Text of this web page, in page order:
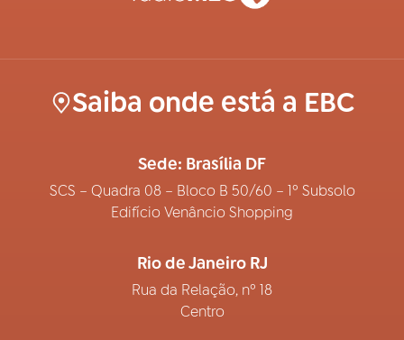
Saiba onde está a EBC
Sede: Brasília DF
SCS – Quadra 08 – Bloco B 50/60 – 1º Subsolo
Edifício Venâncio Shopping
Rio de Janeiro RJ
Rua da Relação, nº 18
Centro